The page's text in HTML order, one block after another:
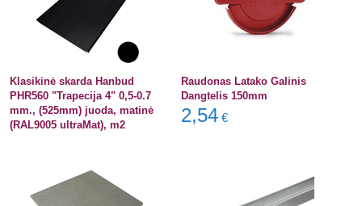
Klasikinė skarda Hanbud
PHR560 "Trapecija 4" 0,5-0.7
mm., (525mm) juoda, matinė
(RAL9005 ultraMat), m2
Raudonas Latako Galinis
Dangtelis 150mm
2,54 €